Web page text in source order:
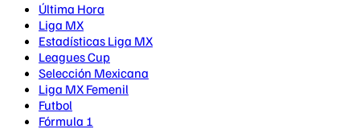
Última Hora
Liga MX
Estadísticas Liga MX
Leagues Cup
Selección Mexicana
Liga MX Femenil
Futbol
Fórmula 1